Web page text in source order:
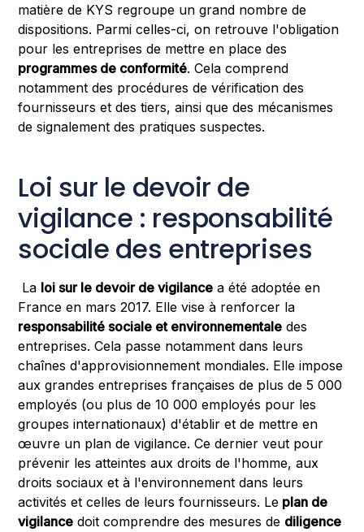
matière de KYS regroupe un grand nombre de
dispositions. Parmi celles-ci, on retrouve l'obligation
pour les entreprises de mettre en place des
programmes de conformité. Cela comprend
notamment des procédures de vérification des
fournisseurs et des tiers, ainsi que des mécanismes
de signalement des pratiques suspectes.
Loi sur le devoir de
vigilance : responsabilité
sociale des entreprises
La loi sur le devoir de vigilance a été adoptée en
France en mars 2017. Elle vise à renforcer la
responsabilité sociale et environnementale des
entreprises. Cela passe notamment dans leurs
chaînes d'approvisionnement mondiales. Elle impose
aux grandes entreprises françaises de plus de 5 000
employés (ou plus de 10 000 employés pour les
groupes internationaux) d'établir et de mettre en
œuvre un plan de vigilance. Ce dernier veut pour
prévenir les atteintes aux droits de l'homme, aux
droits sociaux et à l'environnement dans leurs
activités et celles de leurs fournisseurs. Le plan de
vigilance doit comprendre des mesures de diligence